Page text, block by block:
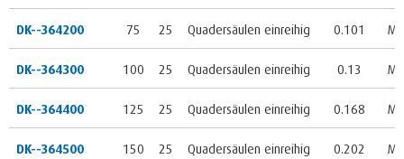
DK--364200
75 25 Quadersäulen einreihig 0.101
M
DK--364300
100 25 Quadersäulen einreihig 0.13
M
DK--364400
125 25 Quadersäulen einreihig 0.168
M
DK--364500
150 25 Quadersäulen einreihig 0.202
M